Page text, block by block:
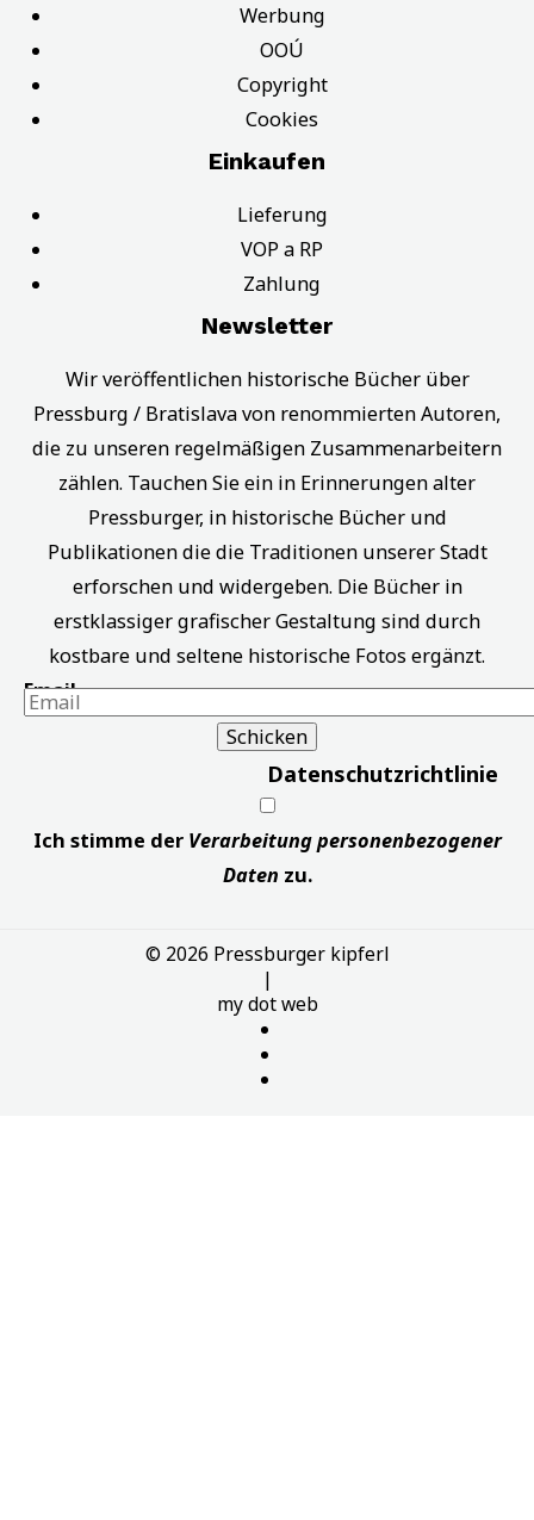
Werbung
OOÚ
Copyright
Cookies
Einkaufen
Lieferung
VOP a RP
Zahlung
Newsletter
Wir veröffentlichen historische Bücher über
Pressburg / Bratislava von renommierten Autoren,
die zu unseren regelmäßigen Zusammenarbeitern
zählen. Tauchen Sie ein in Erinnerungen alter
Pressburger, in historische Bücher und
Publikationen die die Traditionen unserer Stadt
erforschen und widergeben. Die Bücher in
erstklassiger grafischer Gestaltung sind durch
kostbare und seltene historische Fotos ergänzt.
Email
Datenschutzrichtlinie
Ich stimme der Verarbeitung personenbezogener
Daten zu.
© 2026 Pressburger kipferl
|
my dot web